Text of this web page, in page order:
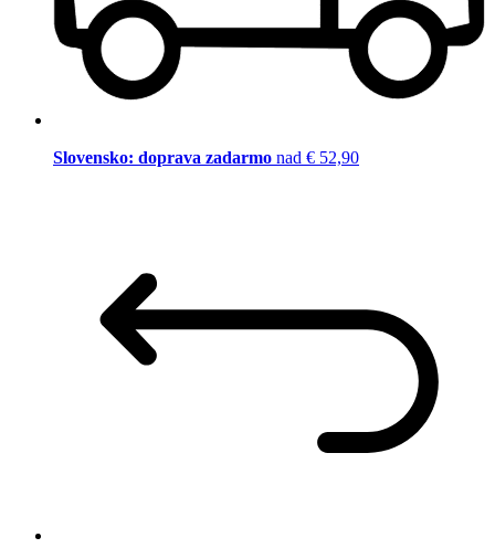
Slovensko: doprava zadarmo nad € 52,90